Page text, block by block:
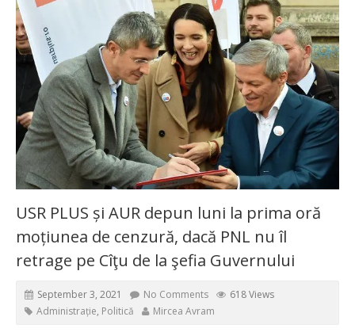
USR PLUS și AUR depun luni la prima oră
moțiunea de cenzură, dacă PNL nu îl
retrage pe Cîţu de la şefia Guvernului
September 3, 2021 No Comments
618 Views
Administrație, Politică Mircea Avram